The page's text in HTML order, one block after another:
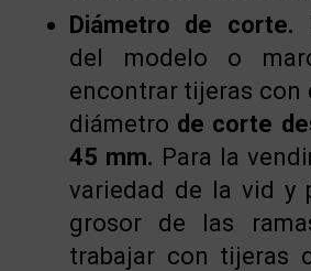
Diámetro de corte.
del modelo o
encontrar tijeras con
diámetro de corte
45 mm. Para la
variedad de la vid y
grosor de las
trabajar con tijeras